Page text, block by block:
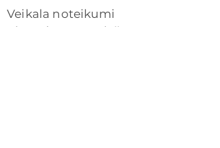
Veikala noteikumi
Piegāde un atgriešana